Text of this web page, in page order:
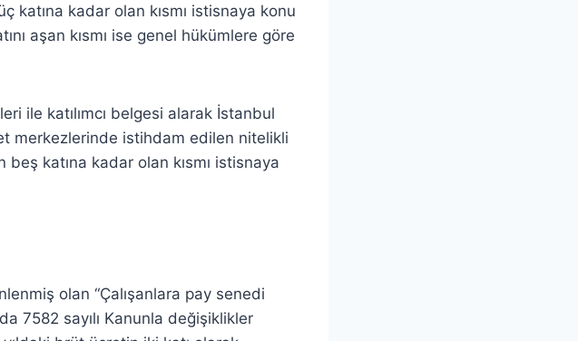
katına kadar olan kısmı istisnaya konu
aşan kısmı ise genel hükümlere göre
ile katılımcı belgesi alarak İstanbul
merkezlerinde istihdam edilen nitelikli
katına kadar olan kısmı istisnaya
olan “Çalışanlara pay senedi
7582 sayılı Kanunla değişiklikler